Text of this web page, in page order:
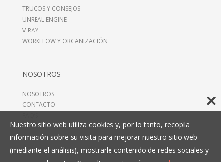
TRUCOS Y CONSEJOS
UNREAL ENGINE
V-RAY
WORKFLOW Y ORGANIZACIÓN
NOSOTROS
NOSOTROS
CONTACTO
AVISO LEGAL
Nuestro sitio web utiliza cookies y, por lo tanto, recopila
información sobre su visita para mejorar nuestro sitio web
(mediante el análisis), mostrarle contenido de redes sociales y